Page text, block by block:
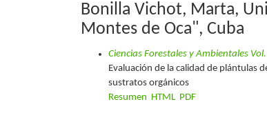
Bonilla Vichot, Marta,
Montes de Oca", Cuba
Ciencias Forestales y Ambientales
Evaluación de la calidad de plántulas
sustratos orgánicos
Resumen HTML PDF